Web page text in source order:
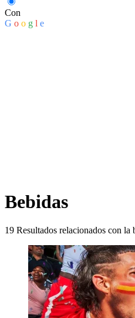
Con
G o o g l e
Bebidas
19 Resultados relacionados con la